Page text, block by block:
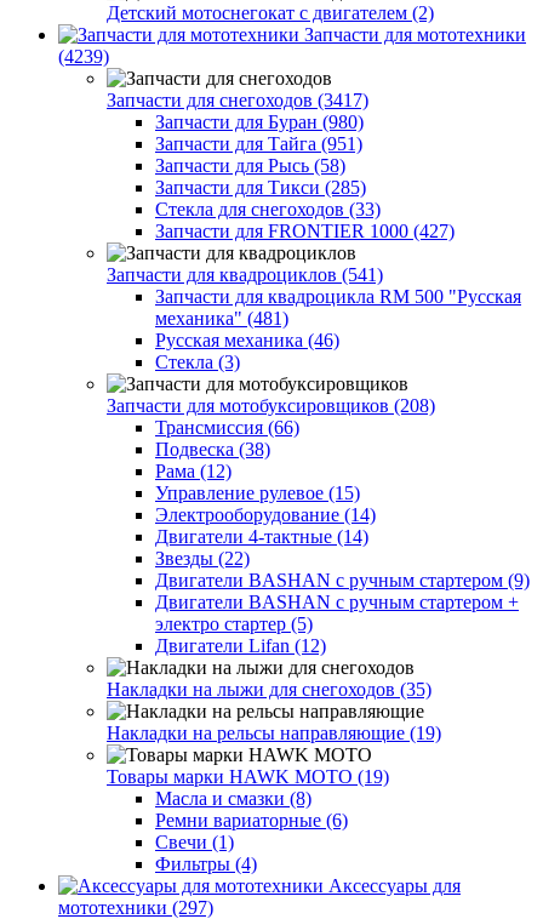
Детский мотоснегокат с двигателем (2)
Запчасти для мототехники
(4239)
Запчасти для снегоходов (3417)
Запчасти для Буран (980)
Запчасти для Тайга (951)
Запчасти для Рысь (58)
Запчасти для Тикси (285)
Стекла для снегоходов (33)
Запчасти для FRONTIER 1000 (427)
Запчасти для квадроциклов (541)
Запчасти для квадроцикла RM 500 "Русская
механика" (481)
Русская механика (46)
Стекла (3)
Запчасти для мотобуксировщиков (208)
Трансмиссия (66)
Подвеска (38)
Рама (12)
Управление рулевое (15)
Электрооборудование (14)
Двигатели 4-тактные (14)
Звезды (22)
Двигатели BASHAN с ручным стартером (9)
Двигатели BASHAN с ручным стартером +
электро стартер (5)
Двигатели Lifan (12)
Накладки на лыжи для снегоходов (35)
Накладки на рельсы направляющие (19)
Товары марки HAWK MOTO (19)
Масла и смазки (8)
Ремни вариаторные (6)
Свечи (1)
Фильтры (4)
Аксессуары для
мототехники (297)